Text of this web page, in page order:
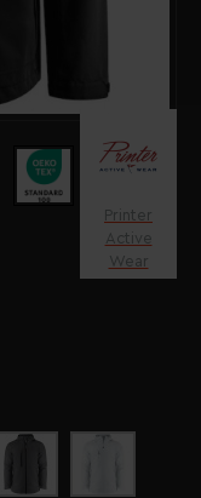
Printer
Active
Wear